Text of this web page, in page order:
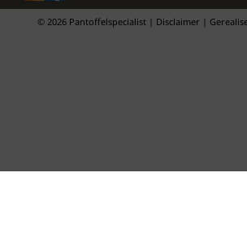
© 2026 Pantoffelspecialist | Disclaimer |